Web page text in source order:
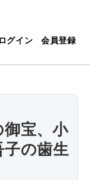
ログイン 会員登録
御宝、小
の歯生